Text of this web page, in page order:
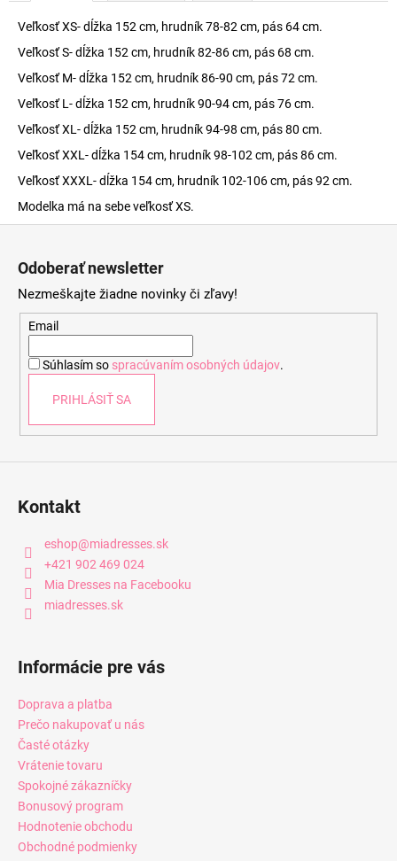
Veľkosť XS- dĺžka 152 cm, hrudník 78-82 cm, pás 64 cm.
Veľkosť S- dĺžka 152 cm, hrudník 82-86 cm, pás 68 cm.
Veľkosť M- dĺžka 152 cm, hrudník 86-90 cm, pás 72 cm.
Veľkosť L- dĺžka 152 cm, hrudník 90-94 cm, pás 76 cm.
Veľkosť XL- dĺžka 152 cm, hrudník 94-98 cm, pás 80 cm.
Veľkosť XXL- dĺžka 154 cm, hrudník 98-102 cm, pás 86 cm.
Veľkosť XXXL- dĺžka 154 cm, hrudník 102-106 cm, pás 92 cm.
Modelka má na sebe veľkosť XS.
Odoberať newsletter
Nezmeškajte žiadne novinky či zľavy!
Email
Súhlasím so spracúvaním osobných údajov.
PRIHLÁSIŤ SA
Kontakt
eshop@miadresses.sk
+421 902 469 024
Mia Dresses na Facebooku
miadresses.sk
Informácie pre vás
Doprava a platba
Prečo nakupovať u nás
Časté otázky
Vrátenie tovaru
Spokojné zákazníčky
Bonusový program
Hodnotenie obchodu
Obchodné podmienky